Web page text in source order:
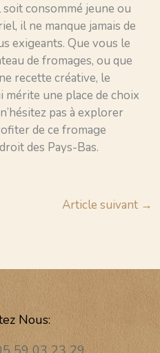
soit consommé jeune ou
il ne manque jamais de
exigeants. Que vous le
de fromages, ou que
recette créative, le
mérite une place de choix
pas à explorer
de ce fromage
des Pays-Bas.
Article suivant →
Nous: